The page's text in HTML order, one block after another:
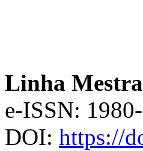
Linha Mestra
e-ISSN:
DOI: https://